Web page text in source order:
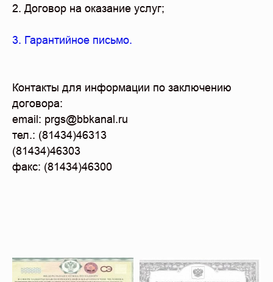
2. Договор на оказание услуг;
3. Гарантийное письмо.
Контакты для информации по заключению
договора:
email: prgs@bbkanal.ru
тел.: (81434)46313
(81434)46303
факс: (81434)46300